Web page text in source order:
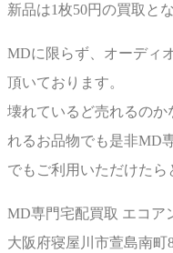
新品は1枚50円の買取と
MDに限らず、オーディ
頂いております。
壊れているど売れるの
れるお品物でも是非MD
でもご利用いただけたら
MD専門宅配買取 エコア
大阪府寝屋川市萱島南町